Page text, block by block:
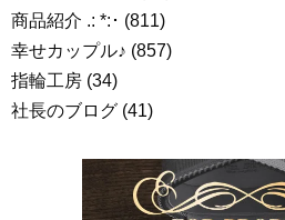
商品紹介 .: *:･ (811)
幸せカップル♪ (857)
指輪工房 (34)
社長のブログ (41)